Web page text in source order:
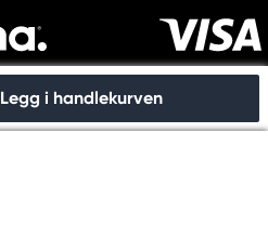
Legg i handlekurven